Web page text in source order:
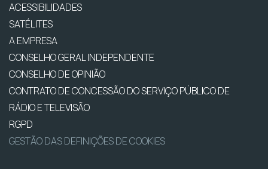
ACESSIBILIDADES
SATÉLITES
A EMPRESA
CONSELHO GERAL INDEPENDENTE
CONSELHO DE OPINIÃO
CONTRATO DE CONCESSÃO DO SERVIÇO PÚBLICO DE
RÁDIO E TELEVISÃO
RGPD
GESTÃO DAS DEFINIÇÕES DE COOKIES